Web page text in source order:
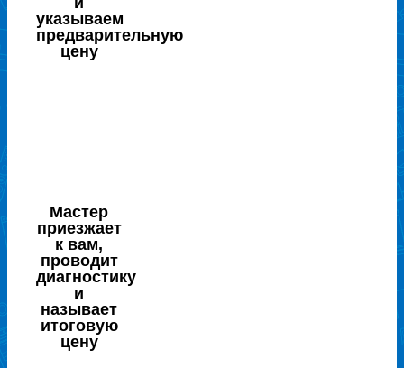
указываем
предварительную
цену
Мастер
приезжает
к вам,
проводит
диагностику
и
называет
итоговую
цену